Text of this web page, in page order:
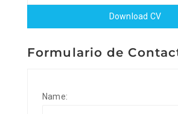
Download CV
Formulario de
Name: